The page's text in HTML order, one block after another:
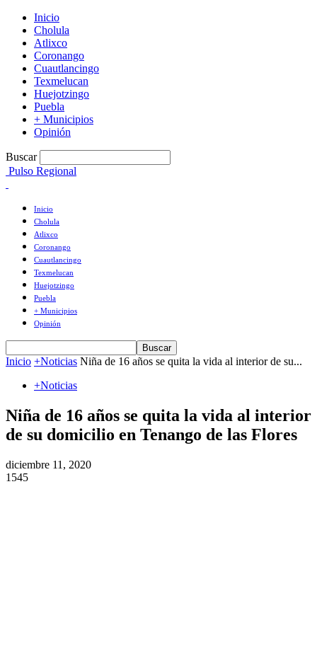
Inicio
Cholula
Atlixco
Coronango
Cuautlancingo
Texmelucan
Huejotzingo
Puebla
+ Municipios
Opinión
Buscar
Pulso Regional
Inicio
Cholula
Atlixco
Coronango
Cuautlancingo
Texmelucan
Huejotzingo
Puebla
+ Municipios
Opinión
Inicio +Noticias Niña de 16 años se quita la vida al interior de su...
+Noticias
Niña de 16 años se quita la vida al interior
de su domicilio en Tenango de las Flores
diciembre 11, 2020
1545